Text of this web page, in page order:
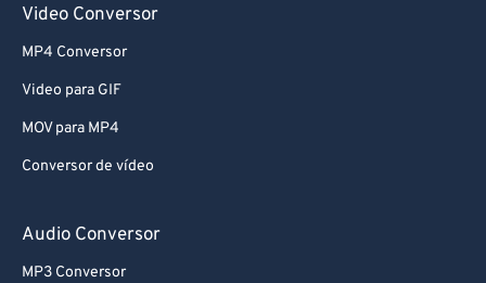
Video Conversor
MP4 Conversor
Video para GIF
MOV para MP4
Conversor de vídeo
Audio Conversor
MP3 Conversor